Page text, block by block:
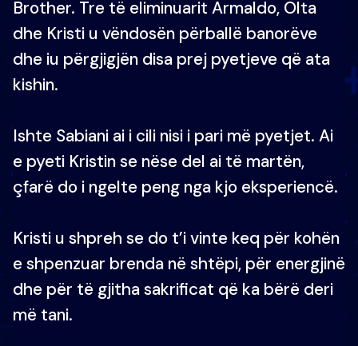
Brother. Tre të eliminuarit Armaldo, Olta
dhe Kristi u vëndosën përballë banorëve
dhe iu përgjigjën disa prej pyetjeve që ata
kishin.
Ishte Sabiani ai i cili nisi i pari më pyetjet. Ai
e pyeti Kristin se nëse del ai të martën,
çfarë do i ngelte peng nga kjo eksperiencë.
Kristi u shpreh se do t’i vinte keq për kohën
e shpenzuar brenda në shtëpi, për energjinë
dhe për të gjitha sakrificat që ka bërë deri
më tani.